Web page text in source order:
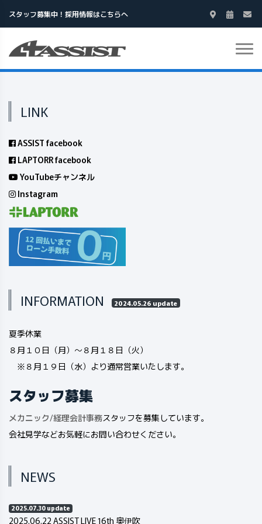
スタッフ募集中！採用情報はこちらへ
LINK
ASSIST facebook
LAPTORR facebook
YouTubeチャンネル
Instagram
INFORMATION 2024.05.26 update
夏季休業
８月１０日（月）～８月１８日（火）
※８月１９日（水）より通常営業いたします。
スタッフ募集
メカニック/経理会計事務スタッフを募集しています。
会社見学などお気軽にお問い合わせください。
NEWS
2025.07.30 update
2025.06.22 ASSIST LIVE 16th 奥伊吹